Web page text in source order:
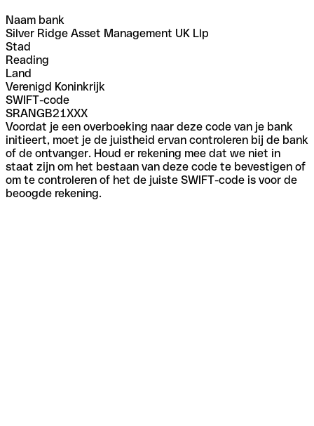
Naam bank
Silver Ridge Asset Management UK Llp
Stad
Reading
Land
Verenigd Koninkrijk
SWIFT-code
SRANGB21XXX
Voordat je een overboeking naar deze code van je bank
initieert, moet je de juistheid ervan controleren bij de bank
of de ontvanger. Houd er rekening mee dat we niet in
staat zijn om het bestaan van deze code te bevestigen of
om te controleren of het de juiste SWIFT-code is voor de
beoogde rekening.